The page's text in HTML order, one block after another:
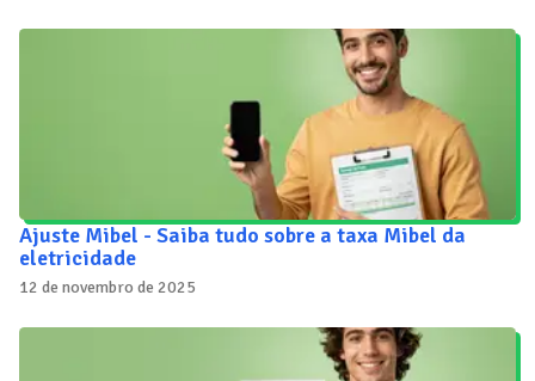
Ajuste Mibel - Saiba tudo sobre a taxa Mibel da
eletricidade
12 de novembro de 2025